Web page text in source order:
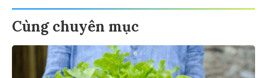
Cùng chuyên mục